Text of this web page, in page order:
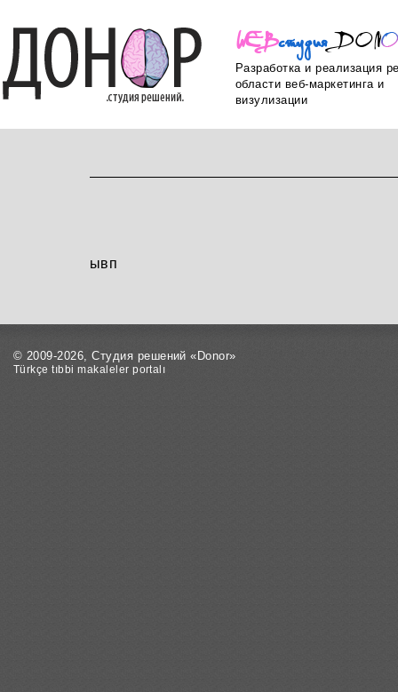
WEBстудияDON
Разработка и реализация
области веб-маркетинга и
визулизации
ывп
© 2009-2026, Студия решений «Donor»
Türkçe tıbbi makaleler portalı